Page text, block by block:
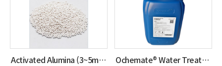
Activated Alumina (3~5mm) Ochemate® Water Treatment Membrane Chemicals